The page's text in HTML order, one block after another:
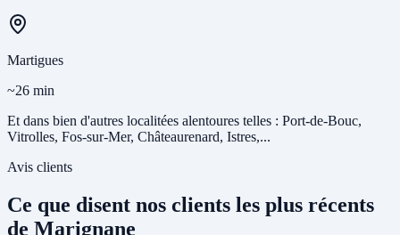
Martigues
~26 min
Et dans bien d'autres localitées alentoures telles : Port-de-Bouc,
Vitrolles, Fos-sur-Mer, Châteaurenard, Istres,...
Avis clients
Ce que disent nos clients les plus récents
de Marignane